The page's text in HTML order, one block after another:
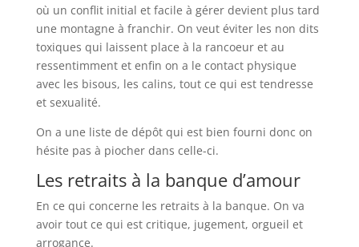
où un conflit initial et facile à gérer devient plus tard
une montagne à franchir. On veut éviter les non dits
toxiques qui laissent place à la rancoeur et au
ressentimment et enfin on a le contact physique
avec les bisous, les calins, tout ce qui est tendresse
et sexualité.
On a une liste de dépôt qui est bien fourni donc on
hésite pas à piocher dans celle-ci.
Les retraits à la banque d’amour
En ce qui concerne les retraits à la banque. On va
avoir tout ce qui est critique, jugement, orgueil et
arrogance.